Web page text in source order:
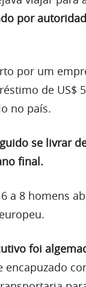
por
por um
de US$
no país.
se livrar
final.
a 8 homens
foi
encapuzado